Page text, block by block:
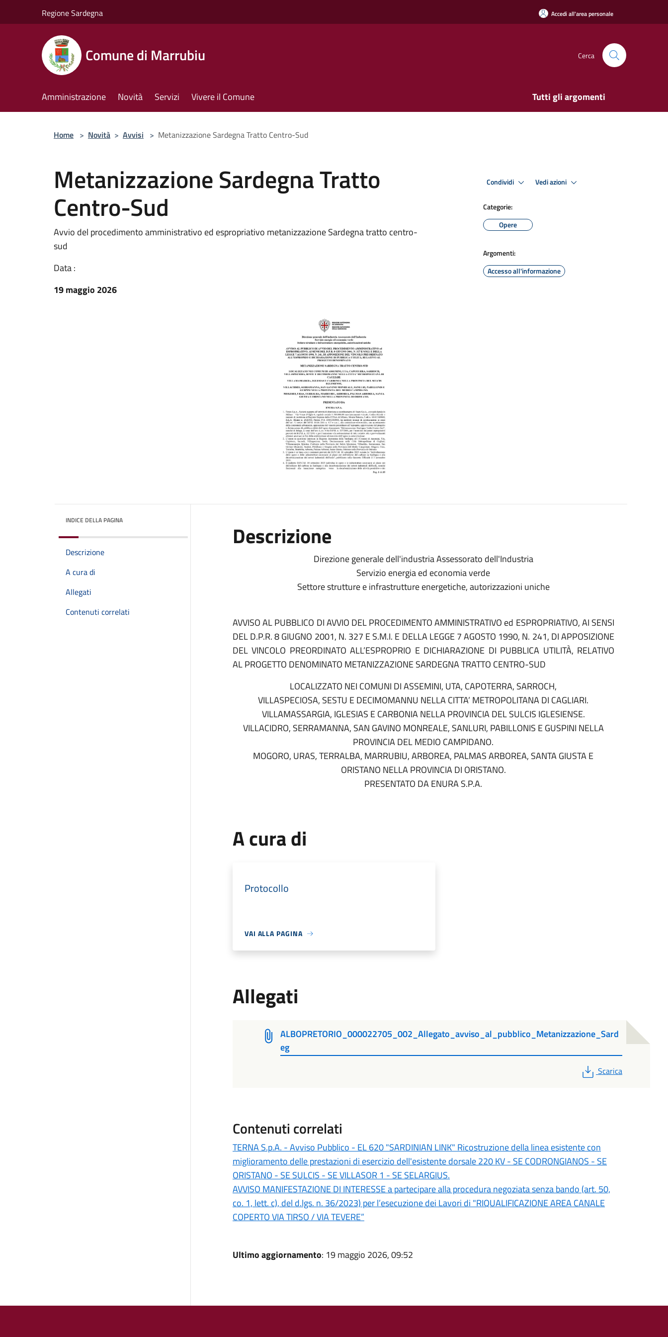
Regione Sardegna Accedi all'area personale
Comune di Marrubiu Cerca
Amministrazione Novità Servizi Vivere il Comune Tutti gli argomenti
Home > Novità > Avvisi > Metanizzazione Sardegna Tratto Centro-Sud
Metanizzazione Sardegna Tratto
Centro-Sud
Avvio del procedimento amministrativo ed espropriativo metanizzazione Sardegna tratto centro-
sud
Data :
19 maggio 2026
Condividi Vedi azioni
Categorie:
Opere
Argomenti:
Accesso all'informazione
INDICE DELLA PAGINA
Descrizione
A cura di
Allegati
Contenuti correlati
Descrizione
Direzione generale dell'industria Assessorato dell'Industria
Servizio energia ed economia verde
Settore strutture e infrastrutture energetiche, autorizzazioni uniche
AVVISO AL PUBBLICO DI AVVIO DEL PROCEDIMENTO AMMINISTRATIVO ed ESPROPRIATIVO, AI SENSI
DEL D.P.R. 8 GIUGNO 2001, N. 327 E S.M.I. E DELLA LEGGE 7 AGOSTO 1990, N. 241, DI APPOSIZIONE
DEL VINCOLO PREORDINATO ALL’ESPROPRIO E DICHIARAZIONE DI PUBBLICA UTILITÀ, RELATIVO
AL PROGETTO DENOMINATO METANIZZAZIONE SARDEGNA TRATTO CENTRO-SUD
LOCALIZZATO NEI COMUNI DI ASSEMINI, UTA, CAPOTERRA, SARROCH,
VILLASPECIOSA, SESTU E DECIMOMANNU NELLA CITTA’ METROPOLITANA DI CAGLIARI.
VILLAMASSARGIA, IGLESIAS E CARBONIA NELLA PROVINCIA DEL SULCIS IGLESIENSE.
VILLACIDRO, SERRAMANNA, SAN GAVINO MONREALE, SANLURI, PABILLONIS E GUSPINI NELLA
PROVINCIA DEL MEDIO CAMPIDANO.
MOGORO, URAS, TERRALBA, MARRUBIU, ARBOREA, PALMAS ARBOREA, SANTA GIUSTA E
ORISTANO NELLA PROVINCIA DI ORISTANO.
PRESENTATO DA ENURA S.P.A.
A cura di
Protocollo
VAI ALLA PAGINA
Allegati
ALBOPRETORIO_000022705_002_Allegato_avviso_al_pubblico_Metanizzazione_Sard
eg
PDF
Scarica
Contenuti correlati
TERNA S.p.A. - Avviso Pubblico - EL 620 "SARDINIAN LINK" Ricostruzione della linea esistente con
miglioramento delle prestazioni di esercizio dell'esistente dorsale 220 KV - SE CODRONGIANOS - SE
ORISTANO - SE SULCIS - SE VILLASOR 1 - SE SELARGIUS.
AVVISO MANIFESTAZIONE DI INTERESSE a partecipare alla procedura negoziata senza bando (art. 50,
co. 1, lett. c), del d.lgs. n. 36/2023) per l’esecuzione dei Lavori di "RIQUALIFICAZIONE AREA CANALE
COPERTO VIA TIRSO / VIA TEVERE”
Ultimo aggiornamento: 19 maggio 2026, 09:52